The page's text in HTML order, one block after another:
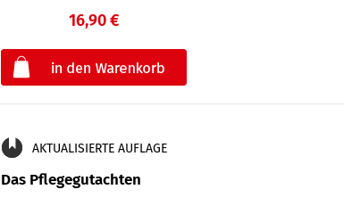
16,90 €
AKTUALISIERTE AUFLAGE
Das Pflegegutachten